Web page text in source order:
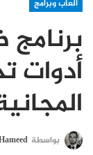
العاب وبرامج
أدوات
بواسطة